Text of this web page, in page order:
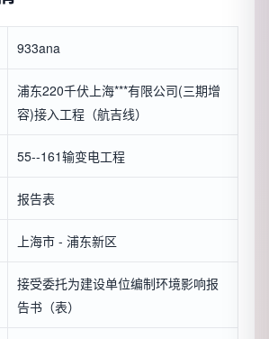
933ana
浦东220千伏上海***有限公司(三期增
容)接入工程（航吉线）
55--161输变电工程
报告表
上海市 - 浦东新区
接受委托为建设单位编制环境影响报
告书（表）